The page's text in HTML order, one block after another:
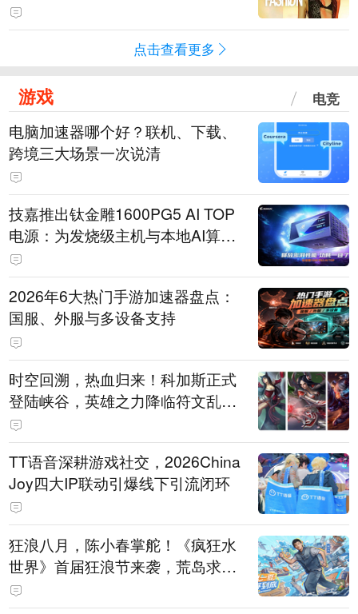
点击查看更多
游戏 电竞
电脑加速器哪个好？联机、下载、
跨境三大场景一次说清
技嘉推出钛金雕1600PG5 AI TOP
电源：为发烧级主机与本地AI算力
打造旗舰供电方案
2026年6大热门手游加速器盘点：
国服、外服与多设备支持
时空回溯，热血归来！科加斯正式
登陆峡谷，英雄之力降临符文乱
斗！
TT语音深耕游戏社交，2026China
Joy四大IP联动引爆线下引流闭环
狂浪八月，陈小春掌舵！《疯狂水
世界》首届狂浪节来袭，荒岛求生
直播即将开启